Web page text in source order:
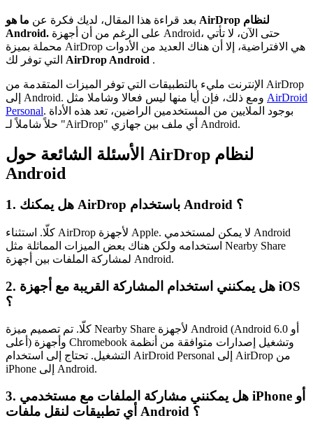
بعد قراءة هذا المقال، لديك فكرة عن ما هو AirDrop لنظام
Android.
محملة بميزة AirDrop هي الافتراضية، إلا أن هناك العديد من الأدوات
AirDrop Android .
الإنترنت مليء بالتطبيقات التي توفر الميزات المتقدمة من AirDrop
AirDroid
Personal. بوجود الملايين من المستخدمين الراضين، تعد هذه الأداة
حلاً شاملاً لـ "AirDrop" أي ملف بين جهازي Android.
الأسئلة الشائعة حول AirDrop لنظام
Android
1. هل يمكنك AirDrop باستخدام Android ؟
كلّا. استثناء AirDrop لأجهزة Apple. لا يمكن لمستخدمي Android
استخدامه ولكن هناك بعض الميزات المماثلة مثل Nearby Share
لمشاركة الملفات بين أجهزة Android.
2. هل يمكنني استخدام المشاركة القريبة مع أجهزة iOS
؟
كلّا. تم تصميم ميزة Nearby Share لأجهزة Android (Android 6.0 أو
أعلى) وأجهزة Chromebook وتشغيل إصدارات متوافقة من أنظمة
التشغيل. تحتاج إلى استخدام AirDroid Personal إلى AirDrop من
iPhone إلى Android.
3. هل يمكنني مشاركة الملفات مع مستخدمي iPhone أو
أي تطبيقات لنقل ملفات Android ؟